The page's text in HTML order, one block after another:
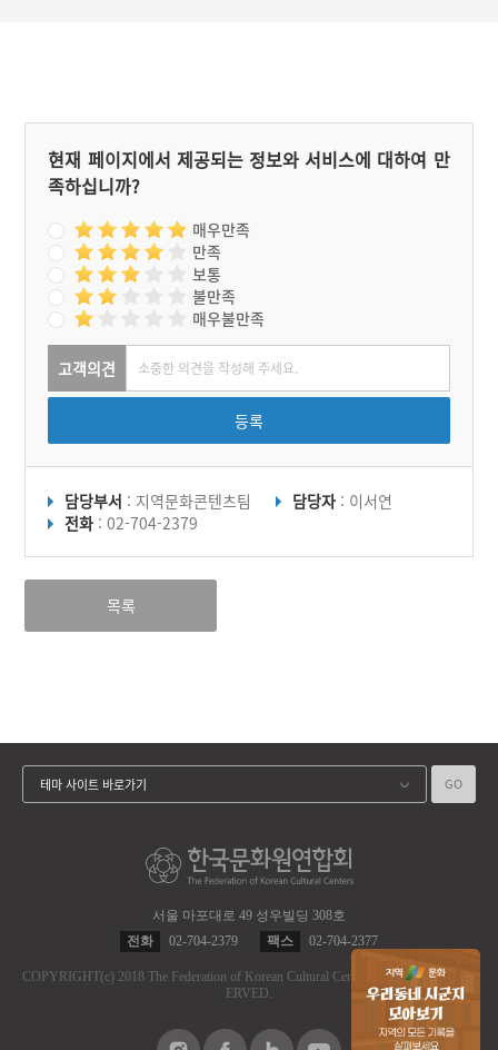
현재 페이지에서 제공되는 정보와 서비스에 대하여 만
족하십니까?
매우만족
만족
보통
불만족
매우불만족
고객의견
등록
담당부서 : 지역문화콘텐츠팀 담당자 : 이서연
전화 : 02-704-2379
목록
서울 마포대로 49 성우빌딩 308호
전화
02-704-2379 팩스 02-704-2377
COPYRIGHT(c) 2018 The Federation of Korean Cultural Centers.
ALL RIGHT RES
ERVED.
테마 사이트 바로가기 GO